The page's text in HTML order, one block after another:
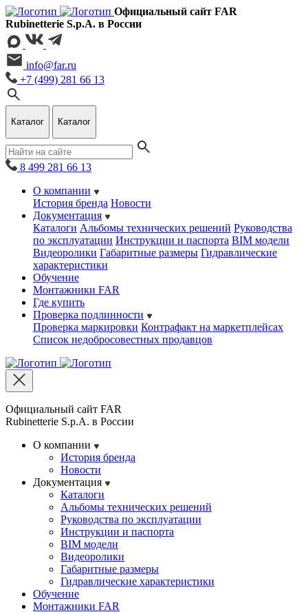
Официальный сайт FAR
Rubinetterie S.p.A. в России
info@far.ru
+7 (499) 281 66 13
Каталог Каталог
8 499 281 66 13
О компании
История бренда Новости
Документация
Каталоги Альбомы технических решений Руководства
по эксплуатации Инструкции и паспорта BIM модели
Видеоролики Габаритные размеры Гидравлические
характеристики
Обучение
Монтажники FAR
Где купить
Проверка подлинности
Проверка маркировки Контрафакт на маркетплейсах
Cписок недобросовестных продавцов
Официальный сайт FAR
Rubinetterie S.p.A. в России
О компании
История бренда
Новости
Документация
Каталоги
Альбомы технических решений
Руководства по эксплуатации
Инструкции и паспорта
BIM модели
Видеоролики
Габаритные размеры
Гидравлические характеристики
Обучение
Монтажники FAR